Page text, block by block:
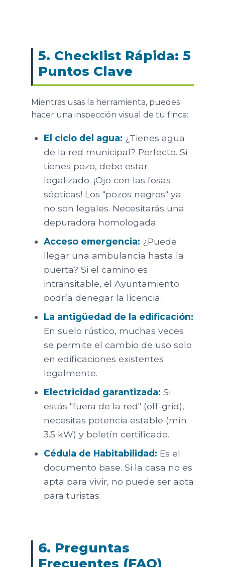
5. Checklist Rápida: 5
Puntos Clave
Mientras usas la herramienta, puedes
hacer una inspección visual de tu finca:
El ciclo del agua: ¿Tienes agua
de la red municipal? Perfecto. Si
tienes pozo, debe estar
legalizado. ¡Ojo con las fosas
sépticas! Los "pozos negros" ya
no son legales. Necesitarás una
depuradora homologada.
Acceso emergencia: ¿Puede
llegar una ambulancia hasta la
puerta? Si el camino es
intransitable, el Ayuntamiento
podría denegar la licencia.
La antigüedad de la edificación:
En suelo rústico, muchas veces
se permite el cambio de uso solo
en edificaciones existentes
legalmente.
Electricidad garantizada: Si
estás "fuera de la red" (off-grid),
necesitas potencia estable (mín
3.5 kW) y boletín certificado.
Cédula de Habitabilidad: Es el
documento base. Si la casa no es
apta para vivir, no puede ser apta
para turistas.
6. Preguntas
Frecuentes (FAQ)